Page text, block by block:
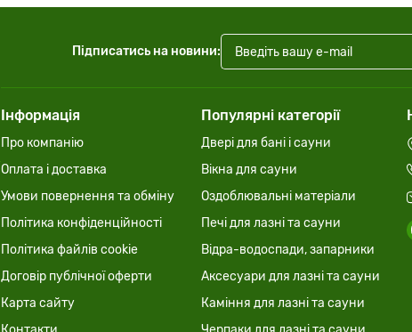
Підписатись на новини:
Інформація
Про компанію
Оплата і доставка
Умови повернення та обміну
Політика конфіденційності
Політика файлів cookie
Договір публічної оферти
Карта сайту
Популярні категорії
Двері для бані і сауни
Вікна для сауни
Оздоблювальні матеріали
Печі для лазні та сауни
Відра-водоспади, запарники
Аксесуари для лазні та сауни
Каміння для лазні та сауни